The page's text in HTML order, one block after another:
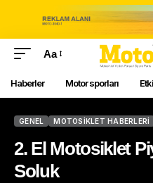
Aa
Haberler Motor sporları
GENEL MOTOSIKLET HABERLERI
2. El Motosiklet
Soluk